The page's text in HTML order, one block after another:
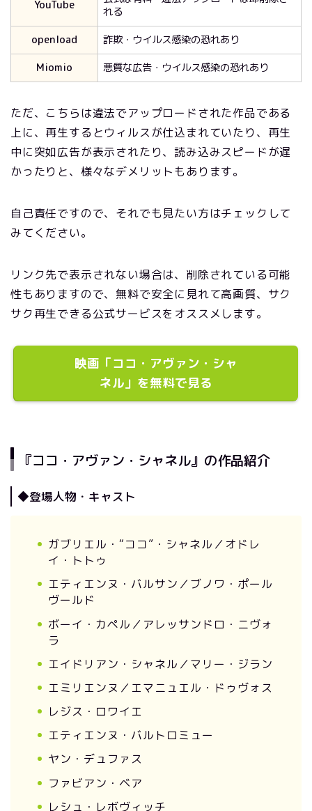
YouTube
れる
openload
詐欺・ウイルス感染の恐れあり
Miomio
悪質な広告・ウイルス感染の恐れあり
ただ、こちらは違法でアップロードされた作品である
上に、再生するとウィルスが仕込まれていたり、再生
中に突如広告が表示されたり、読み込みスピードが遅
かったりと、様々なデメリットもあります。
自己責任ですので、それでも見たい方はチェックして
みてください。
リンク先で表示されない場合は、削除されている可能
性もありますので、無料で安全に見れて高画質、サク
サク再生できる公式サービスをオススメします。
映画「ココ・アヴァン・シャ
ネル」を無料で見る
『ココ・アヴァン・シャネル』の作品紹介
◆登場人物・キャスト
ガブリエル・“ココ”・シャネル／オドレ
イ・トトゥ
エティエンヌ・バルサン／ブノワ・ポール
ヴールド
ボーイ・カペル／アレッサンドロ・ニヴォ
ラ
エイドリアン・シャネル／マリー・ジラン
エミリエンヌ／エマニュエル・ドゥヴォス
レジス・ロワイエ
エティエンヌ・バルトロミュー
ヤン・デュファス
ファビアン・ベア
レシュ・レボヴィッチ